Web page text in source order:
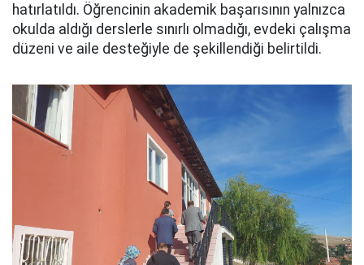
hatırlatıldı. Öğrencinin akademik başarısının yalnızca
okulda aldığı derslerle sınırlı olmadığı, evdeki çalışma
düzeni ve aile desteğiyle de şekillendiği belirtildi.